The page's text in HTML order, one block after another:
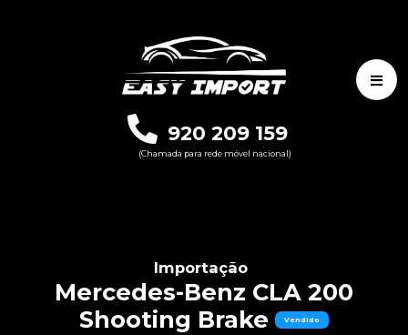
920 209 159
(Chamada para rede móvel nacional)
Importação
Mercedes-Benz CLA 200
Shooting Brake
Vendido